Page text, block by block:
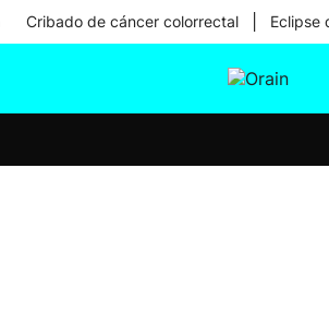
Cribado de cáncer colorrectal Eclipse